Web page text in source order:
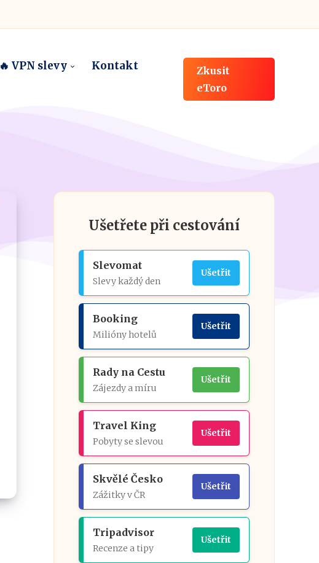
🔥 VPN slevy
Kontakt
Zkusit
eToro
Ušetřete při cestování
Slevomat
Slevy každý den
Ušetřit
Booking
Milióny hotelů
Ušetřit
Rady na Cestu
Zájezdy a míru
Ušetřit
Travel King
Pobyty se slevou
Ušetřit
Skvělé Česko
Zážitky v ČR
Ušetřit
Tripadvisor
Recenze a tipy
Ušetřit